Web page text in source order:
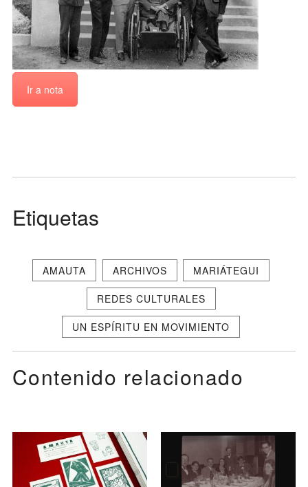
Ir a nota
Etiquetas
AMAUTA ARCHIVOS MARIÁTEGUI
REDES CULTURALES
UN ESPÍRITU EN MOVIMIENTO
Contenido relacionado